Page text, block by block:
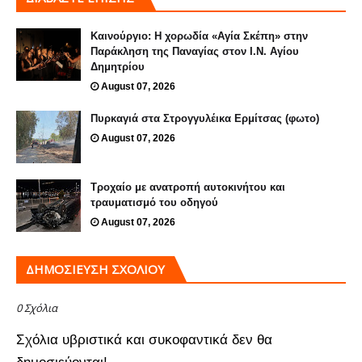
Καινούργιο: Η χορωδία «Αγία Σκέπη» στην
Παράκληση της Παναγίας στον Ι.Ν. Αγίου
Δημητρίου
August 07, 2026
Πυρκαγιά στα Στρογγυλέικα Ερμίτσας (φωτο)
August 07, 2026
Τροχαίο με ανατροπή αυτοκινήτου και
τραυματισμό του οδηγού
August 07, 2026
ΔΗΜΟΣΊΕΥΣΗ ΣΧΟΛΊΟΥ
0 Σχόλια
Σχόλια υβριστικά και συκοφαντικά δεν θα